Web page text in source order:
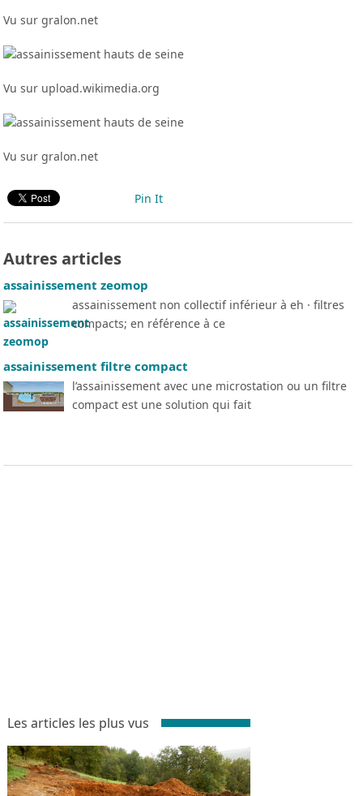
Vu sur gralon.net
Vu sur upload.wikimedia.org
Vu sur gralon.net
Pin It
Autres articles
assainissement zeomop
assainissement non collectif inférieur à eh · filtres
compacts; en référence à ce
assainissement filtre compact
l’assainissement avec une microstation ou un filtre
compact est une solution qui fait
Les articles les plus vus